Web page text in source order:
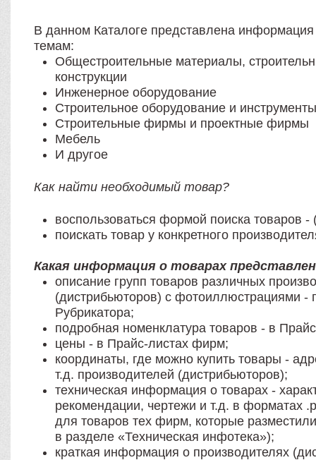
В данном Каталоге представлена
темам:
Общестроительные материалы,
конструкции
Инженерное оборудование
Строительное оборудование и
Строительные фирмы и проектные фирмы
Мебель
И другое
Как найти необходимый товар?
воспользоваться формой поиска товаров
поискать товар у конкретного
Какая информация о товарах
описание групп товаров различных
(дистрибьюторов) с фотоиллюстрациями -
Рубрикатора;
подробная номенклатура товаров - в
цены - в Прайс-листах фирм;
координаты, где можно купить товары -
т.д. производителей (дистрибьюторов);
техническая информация о товарах -
рекомендации, чертежи и т.д. в форматах
для товаров тех фирм, которые
в разделе «Техническая инфотека»);
краткая информация о производителях